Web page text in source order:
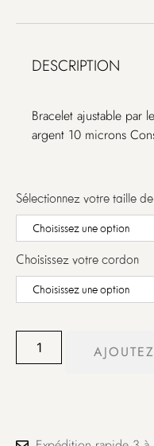
DESCRIPTION
Bracelet ajustable par
argent 10 microns
Sélectionnez votre taille
Choisissez votre cordon